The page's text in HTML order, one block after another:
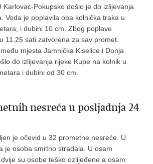
Karlovac-Pokupsko došlo je do izlijevanja
Voda je poplavila oba kolnička traka u
i dubini 10 cm. Zbog poplave
11,25 sati zatvorena za sav promet.
mjesta Jamnička Kiselice i Donja
do izlijevanja rijeke Kupe na kolnik u
i dubini od 30 cm.
nesreća u posljadnja 24
je očevid u 32 prometne nesreće. U
je osoba smrtno stradala. U osam
su osobe teško ozlijeđene a osam